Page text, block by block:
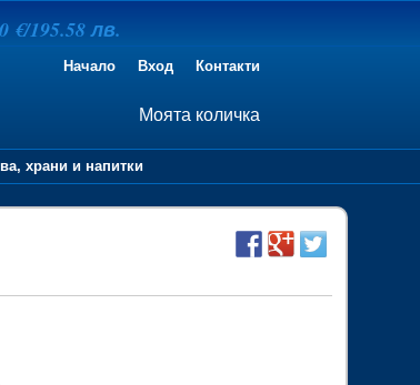
Начало Вход Контакти
Моята количка
храни и напитки
195.58 лв.